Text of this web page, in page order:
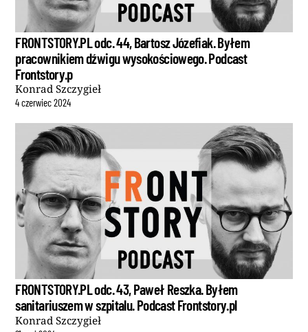
FRONTSTORY.PL odc. 44, Bartosz Józefiak. Byłem
pracownikiem dźwigu wysokościowego. Podcast
Frontstory.p
Konrad Szczygieł
4czerwiec2024
FRONTSTORY.PL odc. 43, Paweł Reszka. Byłem
sanitariuszem w szpitalu. Podcast Frontstory.pl
Konrad Szczygieł